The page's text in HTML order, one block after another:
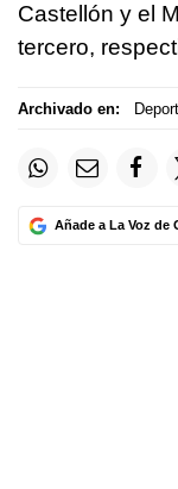
Castellón y el
tercero,
Archivado en:
Añade a La Voz de